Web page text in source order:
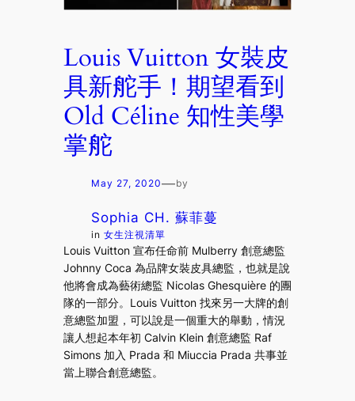
Louis Vuitton 女裝皮
具新舵手！期望看到
Old Céline 知性美學
掌舵
May 27, 2020—by
Sophia CH. 蘇菲蔓
in女生注視清單
Louis Vuitton 宣布任命前 Mulberry 創意總監
Johnny Coca 為品牌女裝皮具總監，也就是說
他將會成為藝術總監 Nicolas Ghesquière 的團
隊的一部分。Louis Vuitton 找來另一大牌的創
意總監加盟，可以說是一個重大的舉動，情況
讓人想起本年初 Calvin Klein 創意總監 Raf
Simons 加入 Prada 和 Miuccia Prada 共事並
當上聯合創意總監。